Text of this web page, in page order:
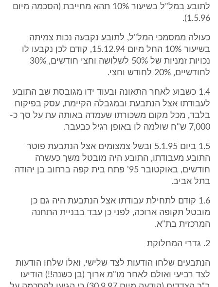
לתובע במל"ל בשיעור 10% תהא מחייבת (הסכמה מיום
1.5.96).
כעולה ממסמכי המל"ל, לתובע נקבעה נכות צמיתה
בשיעור 10% החל מיום 15.12.94, קודם לכן נקבעו לו
נכויות זמניות של 50% לשלושה וחצי חודשים, 30%
לחודשיים, 20% לחודש וחצי.
1.4 כשבוע לאחר התאונה ובעוד ידו מגובסת שב התובע
לעבודתו אצל הנתבעת ובמגבלה הקיימת, עסק בפיקוח
בלבד, מכל מקום משכורתו שעמדה באותה עת על סך כ-
7,000 ש"ח שולמה לו באופן רגיל כבעבר.
1.5 ביום 5.1.95 ובשל צמצומים אצל הנתבעת פוטר
התובע מעבודתו, התובע היה מובטל משך כעשרה
חודשים, באוקטובר 95' פתח בית קפה ברחוב בן יהודה
בתל אביב.
1.6 קודם לתחילת עבודתו אצל הנתבעת היה גם כן
מובטל תקופה ארוכה, לפני כן עבד בבניית התחנה
המרכזית בת"א.
2. גדרי המחלוקת
הנתבעים שלחו הודעות לצד שלישי, ואלו שלחו הודעות
לצד רביעי ואולם לאחר מו"מ ארוך (בן כשנה!!) הודיעו